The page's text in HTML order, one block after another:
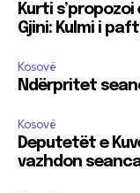
Kurti
Gjini: Kulmi i
Kosovë
Ndërpritet
Kosovë
Deputetët e
vazhdon